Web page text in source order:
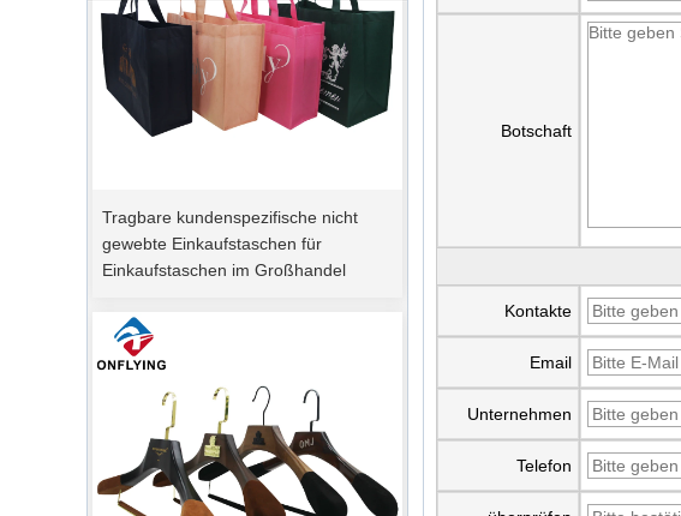
gewebte Einkaufstaschen für
Einkaufstaschen im Großhandel
Botschaft
Kontakte
Email
Unternehmen
Telefon